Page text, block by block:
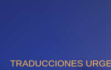
TRADUCCIONES